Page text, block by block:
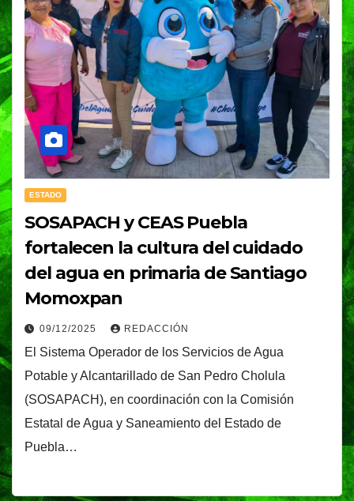
ESTADO
SOSAPACH y CEAS Puebla
fortalecen la cultura del cuidado
del agua en primaria de Santiago
Momoxpan
09/12/2025 REDACCIÓN
El Sistema Operador de los Servicios de Agua
Potable y Alcantarillado de San Pedro Cholula
(SOSAPACH), en coordinación con la Comisión
Estatal de Agua y Saneamiento del Estado de
Puebla…